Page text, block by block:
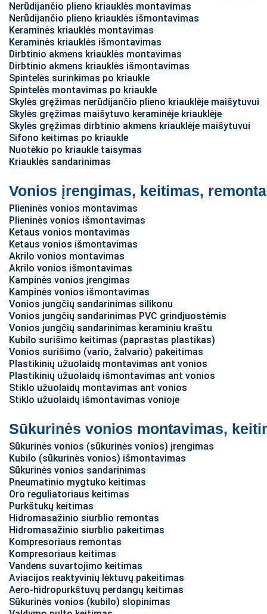
Nerūdijančio plieno kriauklės montavimas
Nerūdijančio plieno kriauklės išmontavimas
Keraminės kriauklės montavimas
Keraminės kriauklės išmontavimas
Dirbtinio akmens kriauklės montavimas
Dirbtinio akmens kriauklės išmontavimas
Spintelės surinkimas po kriaukle
Spintelės montavimas po kriaukle
Skylės gręžimas nerūdijančio plieno kriauklėje maišytuvui
Skylės gręžimas maišytuvo keraminėje kriauklėje
Skylės gręžimas dirbtinio akmens kriauklėje maišytuvui
Sifono keitimas po kriaukle
Nuotėkio po kriaukle taisymas
Kriauklės sandarinimas
Vonios įrengimas, keitimas,
Plieninės vonios montavimas
Plieninės vonios išmontavimas
Ketaus vonios montavimas
Ketaus vonios išmontavimas
Akrilo vonios montavimas
Akrilo vonios išmontavimas
Kampinės vonios įrengimas
Kampinės vonios išmontavimas
Vonios jungčių sandarinimas silikonu
Vonios jungčių sandarinimas PVC grindjuostėmis
Vonios jungčių sandarinimas keraminiu kraštu
Kubilo surišimo keitimas (paprastas plastikas)
Vonios surišimo (vario, žalvario) pakeitimas
Plastikinių užuolaidų montavimas ant vonios
Plastikinių užuolaidų išmontavimas ant vonios
Stiklo užuolaidų montavimas ant vonios
Stiklo užuolaidų išmontavimas vonioje
Sūkurinės vonios montavimas,
Sūkurinės vonios (sūkurinės vonios) įrengimas
Kubilo (sūkurinės vonios) išmontavimas
Sūkurinės vonios sandarinimas
Pneumatinio mygtuko keitimas
Oro reguliatoriaus keitimas
Purkštukų keitimas
Hidromasažinio siurblio remontas
Hidromasažinio siurblio pakeitimas
Kompresoriaus remontas
Kompresoriaus keitimas
Vandens suvartojimo keitimas
Aviacijos reaktyvinių lėktuvų pakeitimas
Aero-hidropurkštuvų perdangų keitimas
Sūkurinės vonios (kubilo) slopinimas